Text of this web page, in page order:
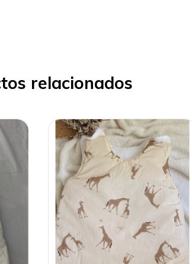
relacionados